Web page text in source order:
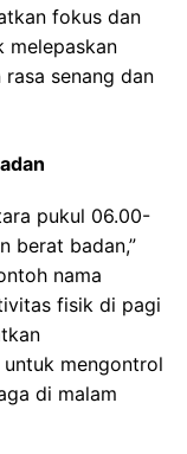
fokus dan
melepaskan
senang dan
pukul 06.00-
berat badan,”
nama
fisik di pagi
mengontrol
di malam